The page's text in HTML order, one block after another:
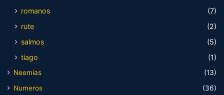
romanos
(7)
rute
(2)
salmos
(5)
tiago
(1)
Neemias
(13)
Numeros
(36)